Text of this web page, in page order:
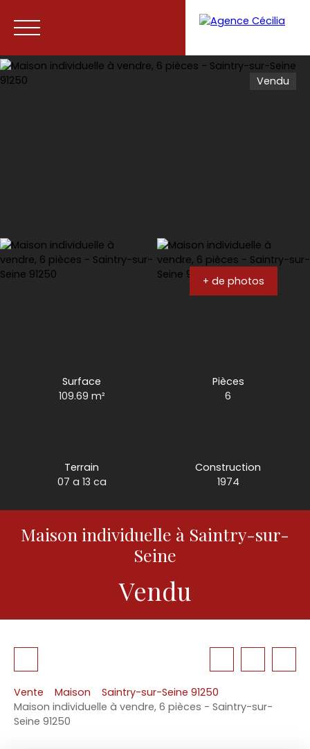
Vendu
+ de photos
Surface
109.69 m²
Pièces
6
Terrain
07 a 13 ca
Construction
1974
Maison individuelle à Saintry-sur-
Seine
Vendu
Vente Maison
Saintry-sur-Seine 91250
Maison individuelle à vendre, 6 pièces - Saintry-sur-
Seine 91250